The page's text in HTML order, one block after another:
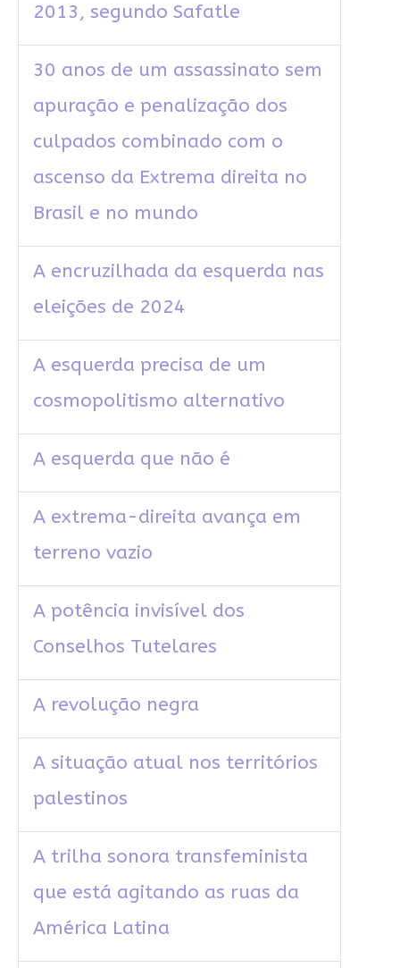
2013, segundo Safatle
30 anos de um assassinato sem
apuração e penalização dos
culpados combinado com o
ascenso da Extrema direita no
Brasil e no mundo
A encruzilhada da esquerda nas
eleições de 2024
A esquerda precisa de um
cosmopolitismo alternativo
A esquerda que não é
A extrema-direita avança em
terreno vazio
A potência invisível dos
Conselhos Tutelares
A revolução negra
A situação atual nos territórios
palestinos
A trilha sonora transfeminista
que está agitando as ruas da
América Latina